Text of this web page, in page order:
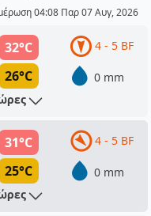
04:08 Παρ 07 Αυγ, 2026
32°C
26°C
4 - 5 BF
0 mm
31°C
25°C
4 - 5 BF
0 mm